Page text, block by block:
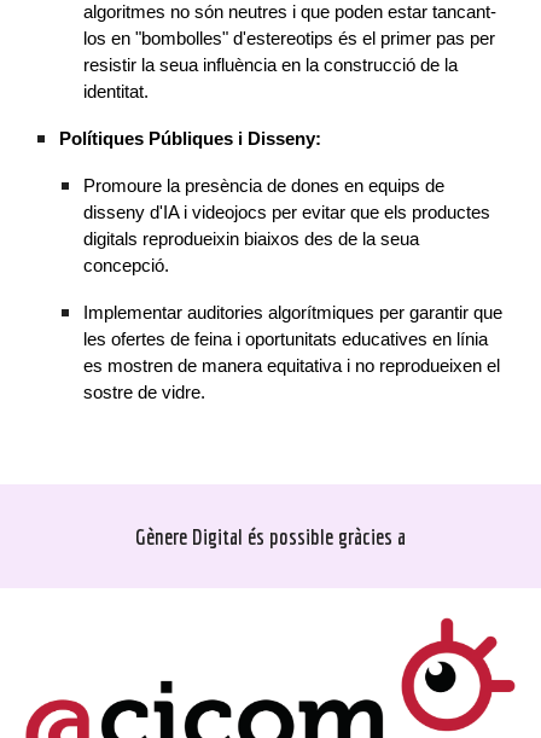
algoritmes no són neutres i que poden estar tancant-
los en "bombolles" d'estereotips és el primer pas per
resistir la seua influència en la construcció de la
identitat.
Polítiques Públiques i Disseny:
Promoure la presència de dones en equips de
disseny d'IA i videojocs per evitar que els productes
digitals reprodueixin biaixos des de la seua
concepció.
Implementar auditories algorítmiques per garantir que
les ofertes de feina i oportunitats educatives en línia
es mostren de manera equitativa i no reprodueixen el
sostre de vidre.
Gènere Digital és possible gràcies a